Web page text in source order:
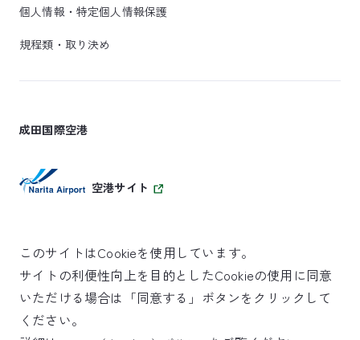
個人情報・特定個人情報保護
規程類・取り決め
成田国際空港
空港サイト
SKYTRAX
5スターエアポート
このサイトはCookieを使用しています。
サイトの利便性向上を目的としたCookieの使用に同意
いただける場合は「同意する」ボタンをクリックして
ください。